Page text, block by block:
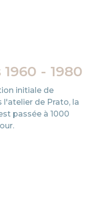
- 1980
initiale de
l'atelier de Prato, la
passée à 1000